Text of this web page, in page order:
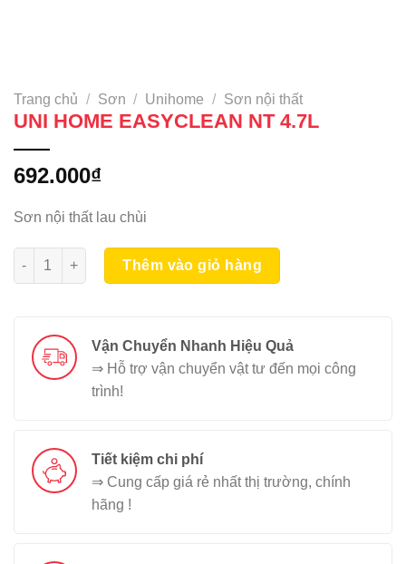
Trang chủ / Sơn / Unihome / Sơn nội thất
UNI HOME EASYCLEAN NT 4.7L
692.000₫
Sơn nội thất lau chùi
UNI HOME EASYCLEAN NT 4.7L số lượng
Thêm vào giỏ hàng
Vận Chuyển Nhanh Hiệu Quả
⇒ Hỗ trợ vận chuyển vật tư đến mọi công
trình!
Tiết kiệm chi phí
⇒ Cung cấp giá rẻ nhất thị trường, chính
hãng !